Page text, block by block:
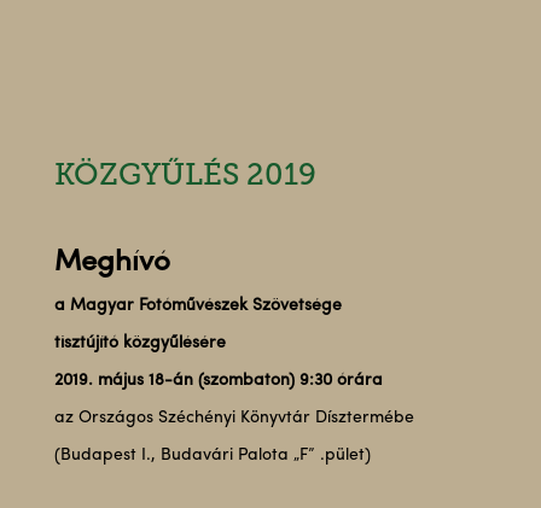
KÖZGYŰLÉS 2019
Meghívó
a Magyar Fotóművészek Szövetsége
tisztújító közgyűlésére
2019. május 18-án (szombaton) 9:30 órára
az Országos Széchényi Könyvtár Dísztermébe
(Budapest I., Budavári Palota „F” .pület)